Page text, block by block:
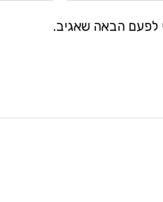
לפעם הבאה שאגיב.